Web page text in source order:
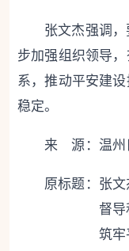
张文杰强调
步加强组织领导
系，推动平安建
稳定。
来 源：温州
原标题： 张
督导
筑